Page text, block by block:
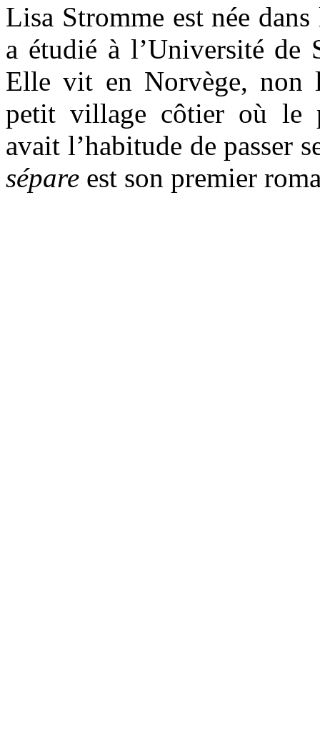
Lisa Stromme est née
a étudié à l’Université de
Elle vit en Norvège, non
petit village côtier où le
avait l’habitude de passer
sépare est son premier